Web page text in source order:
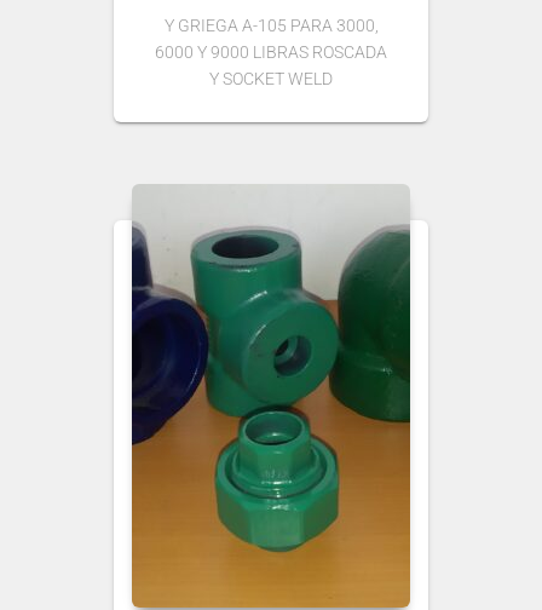
Y GRIEGA A-105 PARA 3000,
6000 Y 9000 LIBRAS ROSCADA
Y SOCKET WELD